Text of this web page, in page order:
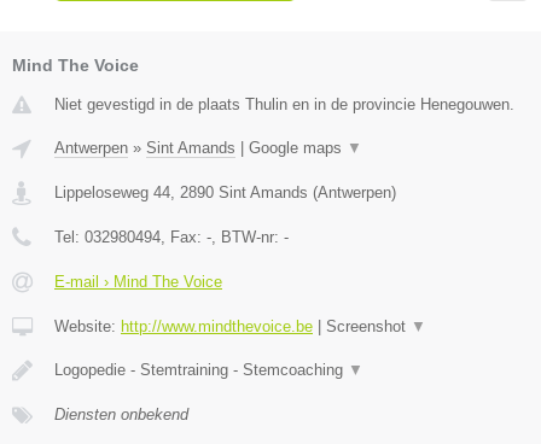
Mind The Voice
Niet gevestigd in de plaats Thulin en in de provincie Henegouwen.
Antwerpen » Sint Amands Google maps ▼
Lippeloseweg 44, 2890 Sint Amands (Antwerpen)
Tel: 032980494, Fax: -, BTW-nr: -
E-mail › Mind The Voice
Website: http://www.mindthevoice.be Screenshot ▼
Logopedie - Stemtraining - Stemcoaching ▼
Diensten onbekend